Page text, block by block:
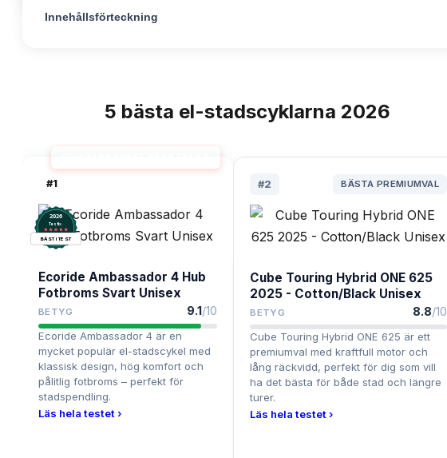
Innehållsförteckning
5 bästa el-stadscyklarna 2026
#1
2026
Testix.
BÄST I TEST
Ecoride Ambassador 4 Hub
Fotbroms Svart Unisex
BETYG 9.1/10
Ecoride Ambassador 4 är en
mycket populär el-stadscykel med
klassisk design, hög komfort och
pålitlig fotbroms – perfekt för
stadspendling.
Läs hela testet ›
#2 BÄSTA PREMIUMVAL
Cube Touring Hybrid ONE 625
2025 - Cotton/Black Unisex
BETYG 8.8/10
Cube Touring Hybrid ONE 625 är ett
premiumval med kraftfull motor och
lång räckvidd, perfekt för dig som vill
ha det bästa för både stad och längre
turer.
Läs hela testet ›